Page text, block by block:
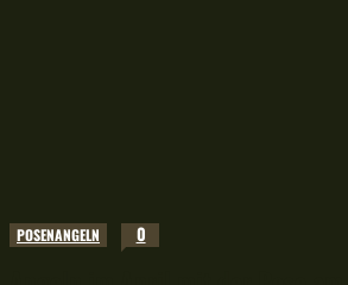
POSENANGELN 0